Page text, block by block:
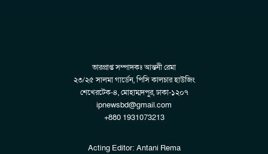
ভারপ্রাপ্ত সম্পাদকঃ আন্তনী রেমা
২৩/২৫ সালমা গার্ডেন, পিসি কালচার হাউজিং
শেখেরটেক-৪, মোহাম্মদপুর, ঢাকা-১২০৭
ipnewsbd@gmail.com
+880 1931073213
Acting Editor: Antani Rema